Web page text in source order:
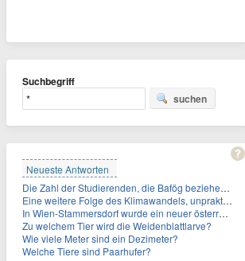
Suchbegriff
suchen
Neueste Antworten
Die Zahl der Studierenden, die Bafög beziehen, sinkt. Woran liegt das?
Eine weitere Folge des Klimawandels, unpraktisch für Urlauber: Wo fehlt mittlerweile sogar das Trinkwasser?
In Wien-Stammersdorf wurde ein neuer österreichischer Temperaturrekord gemessen. Wie hoch war die Temperatur?
Zu welchem Tier wird die Weidenblattlarve?
Wie viele Meter sind ein Dezimeter?
Welche Tiere sind Paarhufer?